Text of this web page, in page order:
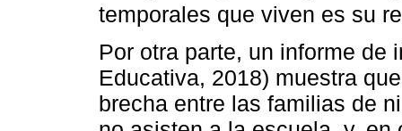
temporales que viven es su
Por otra parte, un informe de
Educativa, 2018) muestra
brecha entre las familias de